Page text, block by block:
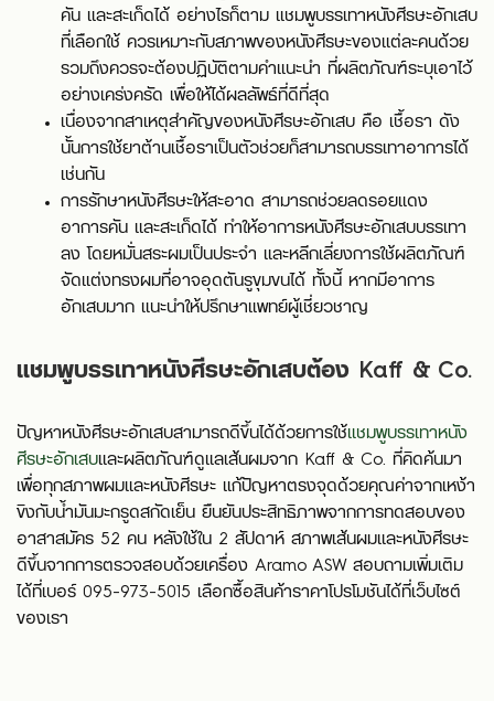
คัน และสะเก็ดได้ อย่างไรก็ตาม แชมพูบรรเทาหนังศีรษะอักเสบ
ที่เลือกใช้ ควรเหมาะกับสภาพของหนังศีรษะของแต่ละคนด้วย
รวมถึงควรจะต้องปฏิบัติตามคำแนะนำ ที่ผลิตภัณฑ์ระบุเอาไว้
อย่างเคร่งครัด เพื่อให้ได้ผลลัพธ์ที่ดีที่สุด
เนื่องจากสาเหตุสำคัญของหนังศีรษะอักเสบ คือ เชื้อรา ดัง
นั้นการใช้ยาต้านเชื้อราเป็นตัวช่วยก็สามารถบรรเทาอาการได้
เช่นกัน
การรักษาหนังศีรษะให้สะอาด สามารถช่วยลดรอยแดง
อาการคัน และสะเก็ดได้ ทำให้อาการหนังศีรษะอักเสบบรรเทา
ลง โดยหมั่นสระผมเป็นประจำ และหลีกเลี่ยงการใช้ผลิตภัณฑ์
จัดแต่งทรงผมที่อาจอุดตันรูขุมขนได้ ทั้งนี้ หากมีอาการ
อักเสบมาก แนะนำให้ปรึกษาแพทย์ผู้เชี่ยวชาญ
แชมพูบรรเทาหนังศีรษะอักเสบต้อง Kaff & Co.
ปัญหาหนังศีรษะอักเสบสามารถดีขึ้นได้ด้วยการใช้แชมพูบรรเทาหนัง
ศีรษะอักเสบและผลิตภัณฑ์ดูแลเส้นผมจาก Kaff & Co. ที่คิดค้นมา
เพื่อทุกสภาพผมและหนังศีรษะ แก้ปัญหาตรงจุดด้วยคุณค่าจากเหง้า
ขิงกับน้ำมันมะกรูดสกัดเย็น ยืนยันประสิทธิภาพจากการทดสอบของ
อาสาสมัคร 52 คน หลังใช้ใน 2 สัปดาห์ สภาพเส้นผมและหนังศีรษะ
ดีขึ้นจากการตรวจสอบด้วยเครื่อง Aramo ASW สอบถามเพิ่มเติม
ได้ที่เบอร์ 095-973-5015 เลือกซื้อสินค้าราคาโปรโมชันได้ที่เว็บไซต์
ของเรา